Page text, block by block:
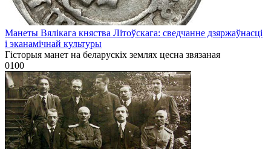
Манеты Вялікага княства Літоўскага: сведчанне дзяржаўнасці
і эканамічнай культуры
Гісторыя манет на беларускіх землях цесна звязаная
0100